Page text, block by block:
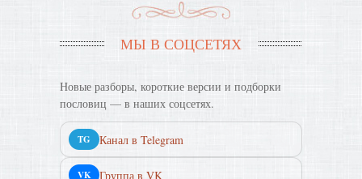
МЫ В СОЦСЕТЯХ
Новые разборы, короткие версии и подборки
пословиц — в наших соцсетях.
TG Канал в Telegram
VK Группа в VK